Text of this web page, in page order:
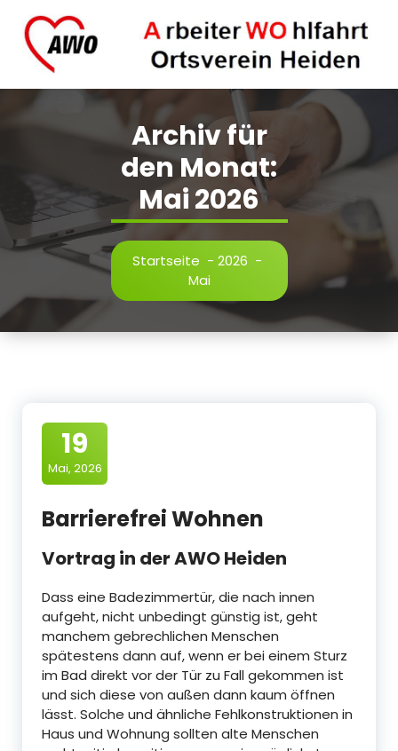
Inhalt
springen
Archiv für
den Monat:
Mai 2026
Startseite - 2026 -
Mai
19
Mai, 2026
Barrierefrei Wohnen
Vortrag in der AWO Heiden
Dass eine Badezimmertür, die nach innen
aufgeht, nicht unbedingt günstig ist, geht
manchem gebrechlichen Menschen
spätestens dann auf, wenn er bei einem Sturz
im Bad direkt vor der Tür zu Fall gekommen ist
und sich diese von außen dann kaum öffnen
lässt. Solche und ähnliche Fehlkonstruktionen in
Haus und Wohnung sollten alte Menschen